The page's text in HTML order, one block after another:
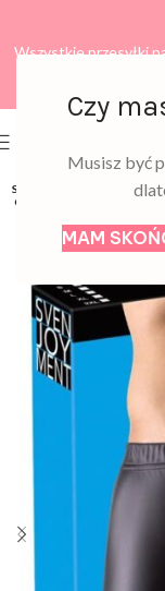
Czy
Musisz być
MAM
Wszystkie przesyłki
SOLD
OUT